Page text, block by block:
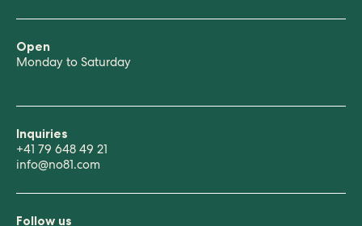
Open
Monday to Saturday
Inquiries
+41 79 648 49 21
info@no81.com
Follow us